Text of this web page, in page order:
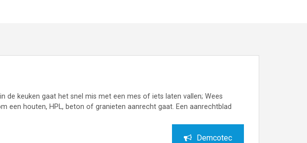
de keuken gaat het snel mis met een mes of iets laten vallen; Wees
een houten, HPL, beton of granieten aanrecht gaat. Een aanrechtblad
Demcotec